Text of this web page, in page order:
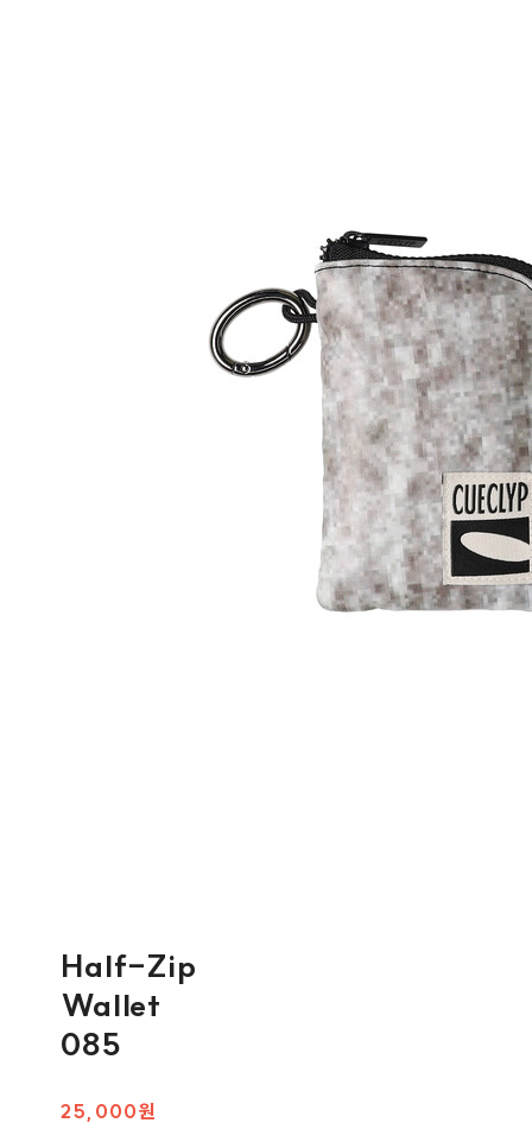
Half-Zip
Wallet
085
25,000원